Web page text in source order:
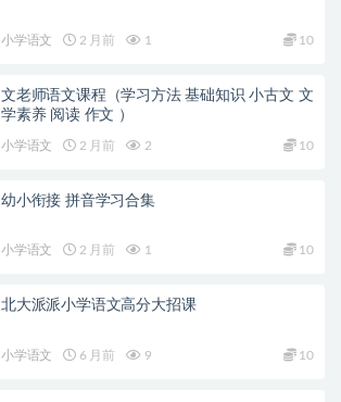
小学语文 2 月前 1 10
文老师语文课程（学习方法 基础知识 小古文 文
学素养 阅读 作文 ）
小学语文 2 月前 2 10
幼小衔接 拼音学习合集
小学语文 2 月前 1 10
北大派派小学语文高分大招课
小学语文 6 月前 9 10